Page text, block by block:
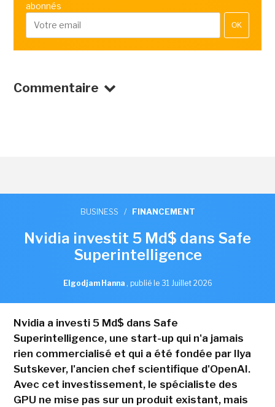
abonnés
OK
Commentaire
BUSINESS / FINANCEMENT
Nvidia investit 5 Md$ dans Safe
Superintelligence
Elgodjam Hanna , publié le 31 Juillet 2026
Nvidia a investi 5 Md$ dans Safe
Superintelligence, une start-up qui n'a jamais
rien commercialisé et qui a été fondée par Ilya
Sutskever, l'ancien chef scientifique d'OpenAI.
Avec cet investissement, le spécialiste des
GPU ne mise pas sur un produit existant, mais